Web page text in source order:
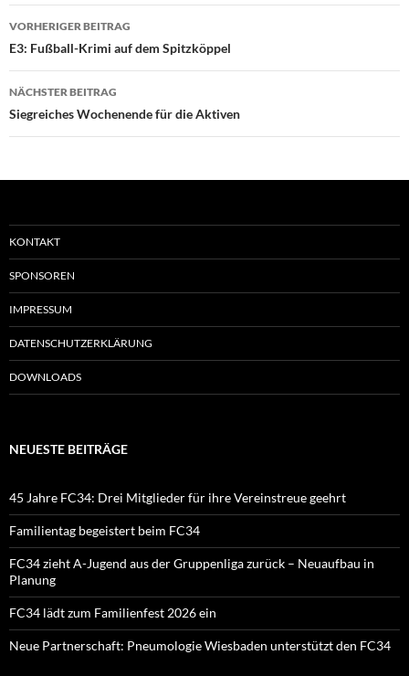
Beitragsnavigation
VORHERIGER BEITRAG
E3: Fußball-Krimi auf dem Spitzköppel
NÄCHSTER BEITRAG
Siegreiches Wochenende für die Aktiven
KONTAKT
SPONSOREN
IMPRESSUM
DATENSCHUTZERKLÄRUNG
DOWNLOADS
NEUESTE BEITRÄGE
45 Jahre FC34: Drei Mitglieder für ihre Vereinstreue geehrt
Familientag begeistert beim FC34
FC34 zieht A-Jugend aus der Gruppenliga zurück – Neuaufbau in
Planung
FC34 lädt zum Familienfest 2026 ein
Neue Partnerschaft: Pneumologie Wiesbaden unterstützt den FC34